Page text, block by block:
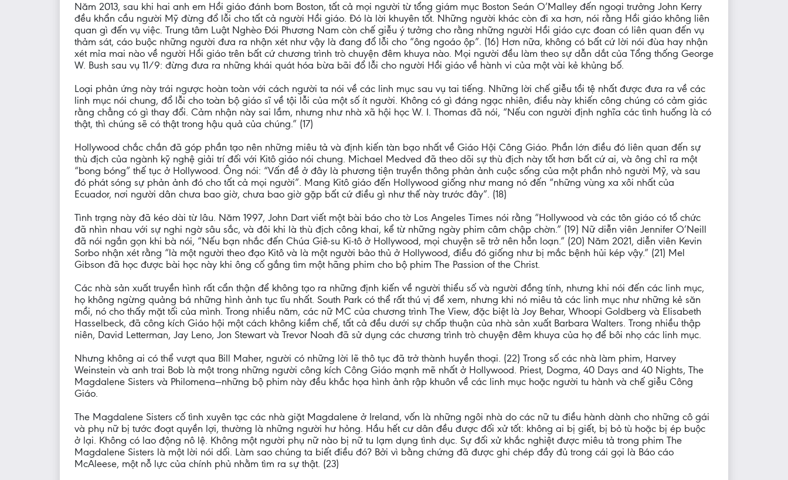
Năm 2013, sau khi hai anh em Hồi giáo đánh bom Boston, tất cả mọi người từ tổng giám mục Boston Seán O’Malley đến ngoại trưởng John Kerry
đều khẩn cầu người Mỹ đừng đổ lỗi cho tất cả người Hồi giáo. Đó là lời khuyên tốt. Những người khác còn đi xa hơn, nói rằng Hồi giáo không liên
quan gì đến vụ việc. Trung tâm Luật Nghèo Đói Phương Nam còn chế giễu ý tưởng cho rằng những người Hồi giáo cực đoan có liên quan đến vụ
thảm sát, cáo buộc những người đưa ra nhận xét như vậy là đang đổ lỗi cho “ông ngoáo ộp”. (16) Hơn nữa, không có bất cứ lời nói đùa hay nhận
xét mỉa mai nào về người Hồi giáo trên bất cứ chương trình trò chuyện đêm khuya nào. Mọi người đều làm theo sự dẫn dắt của Tổng thống George
W. Bush sau vụ 11/9: đừng đưa ra những khái quát hóa bừa bãi đổ lỗi cho người Hồi giáo về hành vi của một vài kẻ khủng bố.
Loại phản ứng này trái ngược hoàn toàn với cách người ta nói về các linh mục sau vụ tai tiếng. Những lời chế giễu tồi tệ nhất được đưa ra về các
linh mục nói chung, đổ lỗi cho toàn bộ giáo sĩ về tội lỗi của một số ít người. Không có gì đáng ngạc nhiên, điều này khiến công chúng có cảm giác
rằng chẳng có gì thay đổi. Cảm nhận này sai lầm, nhưng như nhà xã hội học W. I. Thomas đã nói, “Nếu con người định nghĩa các tình huống là có
thật, thì chúng sẽ có thật trong hậu quả của chúng.” (17)
Hollywood chắc chắn đã góp phần tạo nên những miêu tả và định kiến tàn bạo nhất về Giáo Hội Công Giáo. Phần lớn điều đó liên quan đến sự
thù địch của ngành kỹ nghệ giải trí đối với Kitô giáo nói chung. Michael Medved đã theo dõi sự thù địch này tốt hơn bất cứ ai, và ông chỉ ra một
“bong bóng” thế tục ở Hollywood. Ông nói: “Vấn đề ở đây là phương tiện truyền thông phản ảnh cuộc sống của một phần nhỏ người Mỹ, và sau
đó phát sóng sự phản ảnh đó cho tất cả mọi người”. Mang Kitô giáo đến Hollywood giống như mang nó đến “những vùng xa xôi nhất của
Ecuador, nơi người dân chưa bao giờ, chưa bao giờ gặp bất cứ điều gì như thế này trước đây”. (18)
Tình trạng này đã kéo dài từ lâu. Năm 1997, John Dart viết một bài báo cho tờ Los Angeles Times nói rằng “Hollywood và các tôn giáo có tổ chức
đã nhìn nhau với sự nghi ngờ sâu sắc, và đôi khi là thù địch công khai, kể từ những ngày phim câm chập chờn.” (19) Nữ diễn viên Jennifer O’Neill
đã nói ngắn gọn khi bà nói, “Nếu bạn nhắc đến Chúa Giê-su Ki-tô ở Hollywood, mọi chuyện sẽ trở nên hỗn loạn.” (20) Năm 2021, diễn viên Kevin
Sorbo nhận xét rằng “là một người theo đạo Kitô và là một người bảo thủ ở Hollywood, điều đó giống như bị mắc bệnh hủi kép vậy.” (21) Mel
Gibson đã học được bài học này khi ông cố gắng tìm một hãng phim cho bộ phim The Passion of the Christ.
Các nhà sản xuất truyền hình rất cẩn thận để không tạo ra những định kiến về người thiểu số và người đồng tính, nhưng khi nói đến các linh mục,
họ không ngừng quảng bá những hình ảnh tục tĩu nhất. South Park có thể rất thú vị để xem, nhưng khi nó miêu tả các linh mục như những kẻ săn
mồi, nó cho thấy mặt tối của mình. Trong nhiều năm, các nữ MC của chương trình The View, đặc biệt là Joy Behar, Whoopi Goldberg và Elisabeth
Hasselbeck, đã công kích Giáo hội một cách không kiềm chế, tất cả đều dưới sự chấp thuận của nhà sản xuất Barbara Walters. Trong nhiều thập
niên, David Letterman, Jay Leno, Jon Stewart và Trevor Noah đã sử dụng các chương trình trò chuyện đêm khuya của họ để bôi nhọ các linh mục.
Nhưng không ai có thể vượt qua Bill Maher, người có những lời lẽ thô tục đã trở thành huyền thoại. (22) Trong số các nhà làm phim, Harvey
Weinstein và anh trai Bob là một trong những người công kích Công Giáo mạnh mẽ nhất ở Hollywood. Priest, Dogma, 40 Days and 40 Nights, The
Magdalene Sisters và Philomena—những bộ phim này đều khắc họa hình ảnh rập khuôn về các linh mục hoặc người tu hành và chế giễu Công
Giáo.
The Magdalene Sisters cố tình xuyên tạc các nhà giặt Magdalene ở Ireland, vốn là những ngôi nhà do các nữ tu điều hành dành cho những cô gái
và phụ nữ bị tước đoạt quyền lợi, thường là những người hư hỏng. Hầu hết cư dân đều được đối xử tốt: không ai bị giết, bị bỏ tù hoặc bị ép buộc
ở lại. Không có lao động nô lệ. Không một người phụ nữ nào bị nữ tu lạm dụng tình dục. Sự đối xử khắc nghiệt được miêu tả trong phim The
Magdalene Sisters là một lời nói dối. Làm sao chúng ta biết điều đó? Bởi vì bằng chứng đã được ghi chép đầy đủ trong cái gọi là Báo cáo
McAleese, một nỗ lực của chính phủ nhằm tìm ra sự thật. (23)